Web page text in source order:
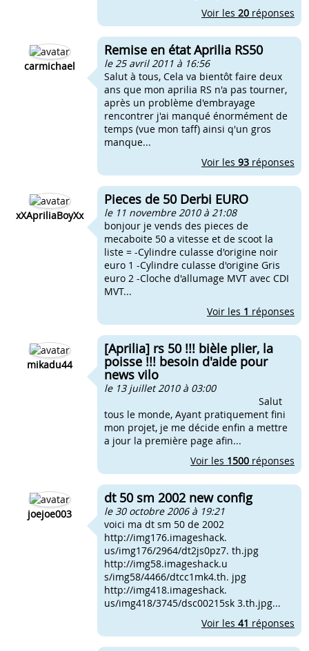
Voir les 20 réponses
carmichael
Remise en état Aprilia RS50
le 25 avril 2011 à 16:56
Salut à tous, Cela va bientôt faire deux
ans que mon aprilia RS n'a pas tourner,
après un problème d'embrayage
rencontrer j'ai manqué énormément de
temps (vue mon taff) ainsi q'un gros
manque...
Voir les 93 réponses
xXApriliaBoyXx
Pieces de 50 Derbi EURO
le 11 novembre 2010 à 21:08
bonjour je vends des pieces de
mecaboite 50 a vitesse et de scoot la
liste = -Cylindre culasse d'origine noir
euro 1 -Cylindre culasse d'origine Gris
euro 2 -Cloche d'allumage MVT avec CDI
MVT...
Voir les 1 réponses
mikadu44
[Aprilia] rs 50 !!! bièle plier, la
poisse !!! besoin d'aide pour
news vilo
le 13 juillet 2010 à 03:00
Salut
tous le monde, Ayant pratiquement fini
mon projet, je me décide enfin a mettre
a jour la première page afin...
Voir les 1500 réponses
joejoe003
dt 50 sm 2002 new config
le 30 octobre 2006 à 19:21
voici ma dt sm 50 de 2002
http://img176.imageshack.
us/img176/2964/dt2js0pz7. th.jpg
http://img58.imageshack.u
s/img58/4466/dtcc1mk4.th. jpg
http://img418.imageshack.
us/img418/3745/dsc00215sk 3.th.jpg...
Voir les 41 réponses